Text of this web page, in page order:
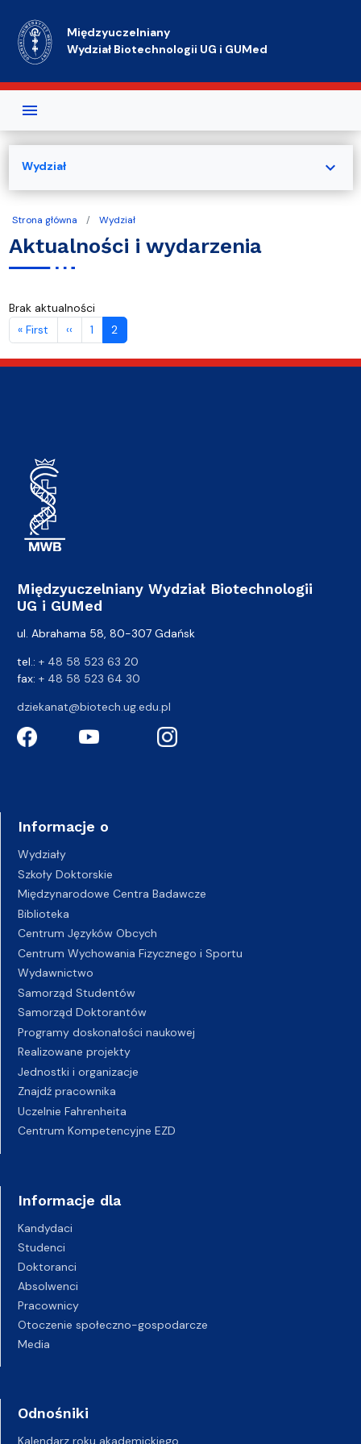
Międzyuczelniany
Wydział Biotechnologii UG i GUMed
Strona główna Wydział
Aktualności i wydarzenia
Brak aktualności
Stronicowanie
« First Pierwsza strona
‹‹ Poprzednia strona
1 2
Wydział expand_more
Międzyuczelniany Wydział Biotechnologii
UG i GUMed
ul. Abrahama 58, 80-307 Gdańsk
tel.: + 48 58 523 63 20
fax: + 48 58 523 64 30
dziekanat@biotech.ug.edu.pl
Informacje o
Wydziały
Szkoły Doktorskie
Międzynarodowe Centra Badawcze
Biblioteka
Centrum Języków Obcych
Centrum Wychowania Fizycznego i Sportu
Wydawnictwo
Samorząd Studentów
Samorząd Doktorantów
Programy doskonałości naukowej
Realizowane projekty
Jednostki i organizacje
Znajdź pracownika
Uczelnie Fahrenheita
Centrum Kompetencyjne EZD
Informacje dla
Kandydaci
Studenci
Doktoranci
Absolwenci
Pracownicy
Otoczenie społeczno-gospodarcze
Media
Odnośniki
Kalendarz roku akademickiego